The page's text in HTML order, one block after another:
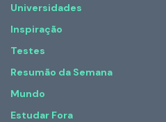
Universidades
Inspiração
Testes
Resumão da Semana
Mundo
Estudar Fora